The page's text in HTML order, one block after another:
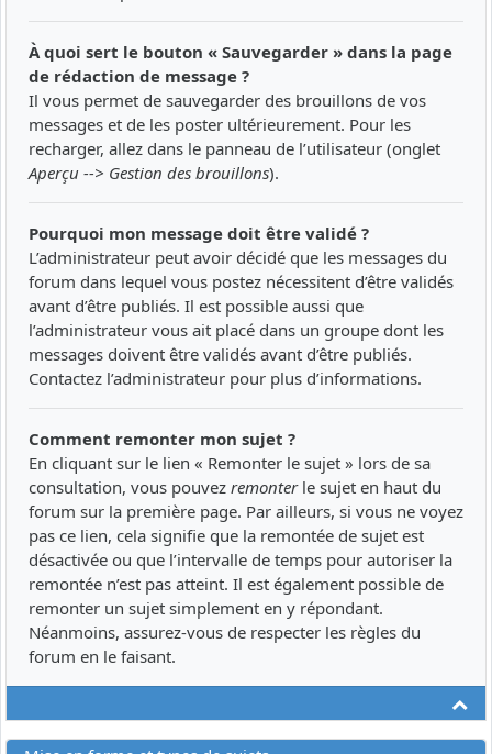
À quoi sert le bouton « Sauvegarder » dans la page
de rédaction de message ?
Il vous permet de sauvegarder des brouillons de vos
messages et de les poster ultérieurement. Pour les
recharger, allez dans le panneau de l’utilisateur (onglet
Aperçu --> Gestion des brouillons).
Pourquoi mon message doit être validé ?
L’administrateur peut avoir décidé que les messages du
forum dans lequel vous postez nécessitent d’être validés
avant d’être publiés. Il est possible aussi que
l’administrateur vous ait placé dans un groupe dont les
messages doivent être validés avant d’être publiés.
Contactez l’administrateur pour plus d’informations.
Comment remonter mon sujet ?
En cliquant sur le lien « Remonter le sujet » lors de sa
consultation, vous pouvez remonterle sujet en haut du
forum sur la première page. Par ailleurs, si vous ne voyez
pas ce lien, cela signifie que la remontée de sujet est
désactivée ou que l’intervalle de temps pour autoriser la
remontée n’est pas atteint. Il est également possible de
remonter un sujet simplement en y répondant.
Néanmoins, assurez-vous de respecter les règles du
forum en le faisant.